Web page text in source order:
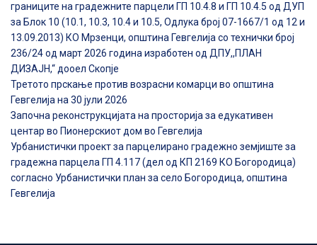
границите на градежните парцели ГП 10.4.8 и ГП 10.4.5 од ДУП
за Блок 10 (10.1, 10.3, 10.4 и 10.5, Одлука број 07-1667/1 од 12 и
13.09.2013) КО Мрзенци, општина Гевгелија со технички број
236/24 од март 2026 година изработен од ДПУ,,ПЛАН
ДИЗАЈН,“ дооел Скопје
Третото прскање против возрасни комарци во општина
Гевгелија на 30 јули 2026
Започна реконструкцијата на просторија за едукативен
центар во Пионерскиот дом во Гевгелија
Урбанистички проект за парцелирано градежно земјиште за
градежна парцела ГП 4.117 (дел од КП 2169 КО Богородица)
согласно Урбанистички план за село Богородица, општина
Гевгелија